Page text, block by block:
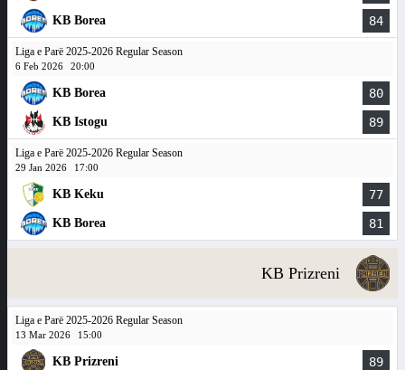
KB Borea 84
Liga e Parë 2025-2026 Regular Season
6 Feb 2026 20:00
KB Borea 80
KB Istogu 89
Liga e Parë 2025-2026 Regular Season
29 Jan 2026 17:00
KB Keku 77
KB Borea 81
KB Prizreni
Liga e Parë 2025-2026 Regular Season
13 Mar 2026 15:00
KB Prizreni 89